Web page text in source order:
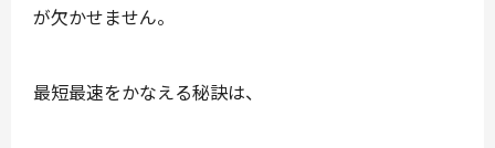
が欠かせません。
最短最速をかなえる秘訣は、